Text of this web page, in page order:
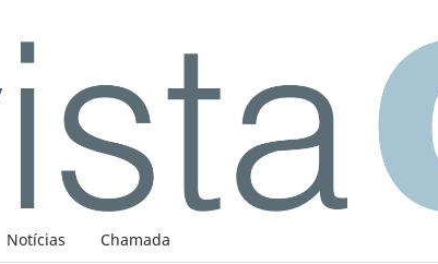
Notícias Chamada